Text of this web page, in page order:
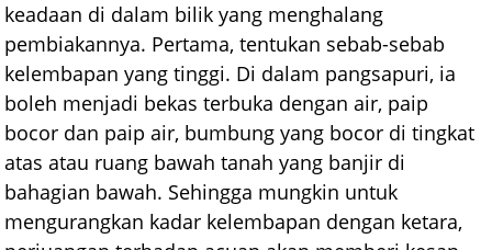
keadaan di dalam bilik yang menghalang
pembiakannya. Pertama, tentukan sebab-sebab
kelembapan yang tinggi. Di dalam pangsapuri, ia
boleh menjadi bekas terbuka dengan air, paip
bocor dan paip air, bumbung yang bocor di tingkat
atas atau ruang bawah tanah yang banjir di
bahagian bawah. Sehingga mungkin untuk
mengurangkan kadar kelembapan dengan ketara,